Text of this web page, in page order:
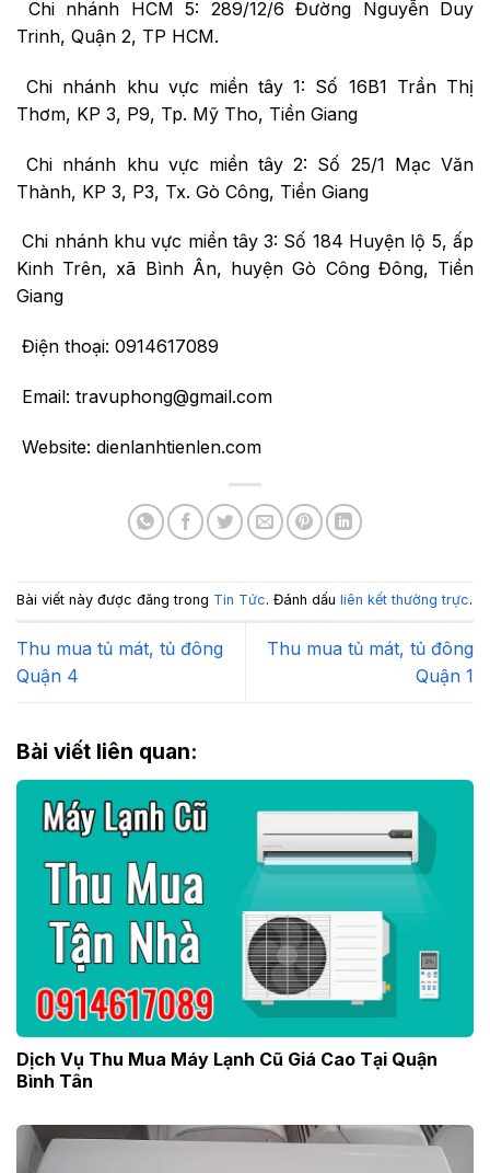
Chi nhánh HCM 5: 289/12/6 Đường Nguyễn Duy
Trinh, Quận 2, TP HCM.
Chi nhánh khu vực miền tây 1: Số 16B1 Trần Thị
Thơm, KP 3, P9, Tp. Mỹ Tho, Tiền Giang
Chi nhánh khu vực miền tây 2: Số 25/1 Mạc Văn
Thành, KP 3, P3, Tx. Gò Công, Tiền Giang
Chi nhánh khu vực miền tây 3: Số 184 Huyện lộ 5, ấp
Kinh Trên, xã Bình Ân, huyện Gò Công Đông, Tiền
Giang
Điện thoại: 0914617089
Email: travuphong@gmail.com
Website: dienlanhtienlen.com
Bài viết này được đăng trong Tin Tức. Đánh dấu liên kết thường trực.
Thu mua tủ mát, tủ đông
Quận 4
Thu mua tủ mát, tủ đông
Quận 1
Bài viết liên quan:
Dịch Vụ Thu Mua Máy Lạnh Cũ Giá Cao Tại Quận
Bình Tân